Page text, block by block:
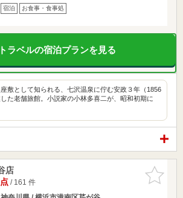
宿泊 お食事・食事処
ラベルの宿泊プランを見る
敷として知られる、七沢温泉に佇む安政３年（1856
た老舗旅館。小説家の小林多喜二が、昭和初期に
お気に入
りに追加
店
/ 161 件